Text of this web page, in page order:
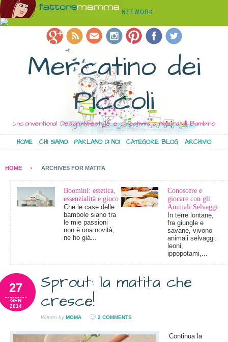
Mercatino dei
Piccoli
Unconventional Design, lifestyle e creatività a misura di Bambino
HOME CHI SIAMO PARLANO DI NOI CATEGORIE BLOG ARCHIVIO
HOME ARCHIVES FOR MATITA
Boomini: estetica,
essenzialità e gioco
Che le case delle
bambole siano tra
le mie passioni
non è una novità,
ne ho già...
Conoscere e
giocare con gli
Animali Selvaggi
In terre lontane,
fra giungle e
savane, vivono
animali selvaggi:
leoni,
ippopotami,...
Sprout: la matita che
cresce!
27
GEN
2014
Written by MOMA 2 COMMENTS
Continua la